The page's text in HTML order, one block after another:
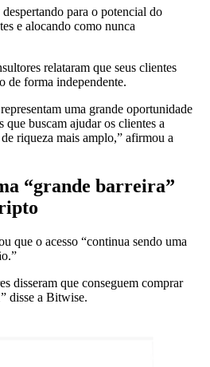
para o potencial do
e alocando como nunca
relataram que seus clientes
de forma independente.
uma grande oportunidade
que buscam ajudar os clientes a
riqueza mais amplo,” afirmou a
“grande barreira”
que o acesso “continua sendo uma
disseram que conseguem comprar
disse a Bitwise.